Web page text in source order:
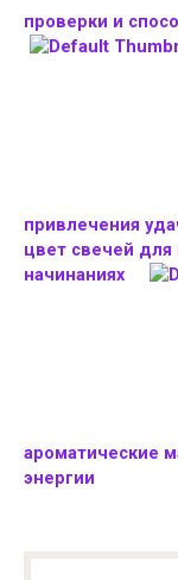
проверки и
привлечения
цвет свечей
начинаниях
ароматические
энергии